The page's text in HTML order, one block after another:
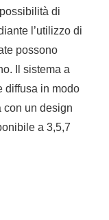
di
l’utilizzo di
possono
Il sistema a
diffusa in modo
con un design
a 3,5,7